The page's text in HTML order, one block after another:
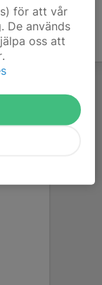
för att vår
De används
oss att